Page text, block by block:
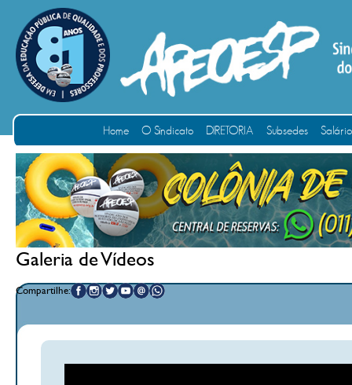
Home O Sindicato DIRETORIA Subsedes
Galeria de Vídeos
Compartilhe: